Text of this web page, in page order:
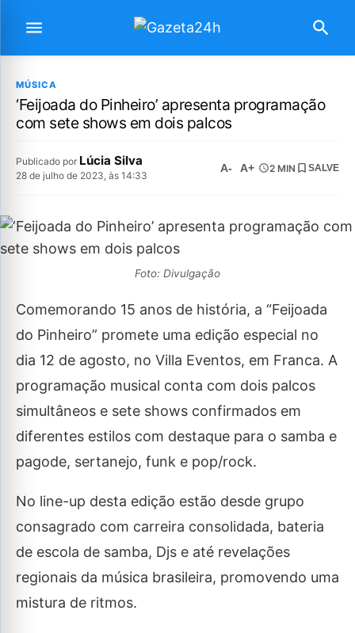
MÚSICA
‘Feijoada do Pinheiro’ apresenta programação
com sete shows em dois palcos
Publicado por Lúcia Silva
28 de julho de 2023, às 14:33
A- A+ 2 MIN SALVE
Foto: Divulgação
Comemorando 15 anos de história, a “Feijoada
do Pinheiro” promete uma edição especial no
dia 12 de agosto, no Villa Eventos, em Franca. A
programação musical conta com dois palcos
simultâneos e sete shows confirmados em
diferentes estilos com destaque para o samba e
pagode, sertanejo, funk e pop/rock.
No line-up desta edição estão desde grupo
consagrado com carreira consolidada, bateria
de escola de samba, Djs e até revelações
regionais da música brasileira, promovendo uma
mistura de ritmos.